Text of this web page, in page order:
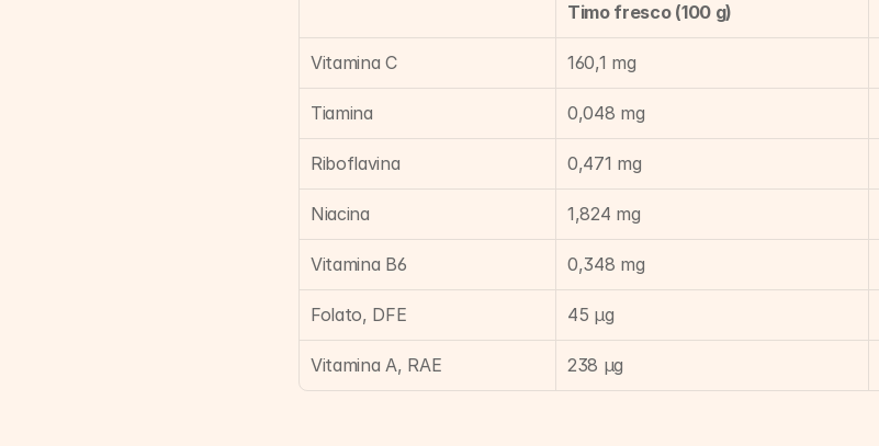
Timo fresco (100 g)
Vitamina C 160,1 mg
Tiamina 0,048 mg
Riboflavina 0,471 mg
Niacina 1,824 mg
Vitamina B6 0,348 mg
Folato, DFE 45 µg
Vitamina A, RAE 238 µg